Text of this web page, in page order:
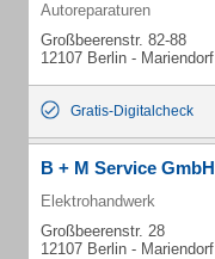
Autoreparaturen
Großbeerenstr. 82-88
12107 Berlin - Mariendorf
Gratis-Digitalcheck
B + M Service GmbH
Elektrohandwerk
Großbeerenstr. 28
12107 Berlin - Mariendorf